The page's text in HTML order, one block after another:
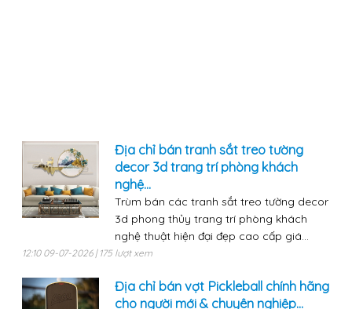
Địa chỉ bán tranh sắt treo tường
decor 3d trang trí phòng khách
nghệ...
Trùm bán các tranh sắt treo tường decor
3d phong thủy trang trí phòng khách
nghệ thuật hiện đại đẹp cao cấp giá...
12:10 09-07-2026 | 175 lượt xem
Địa chỉ bán vợt Pickleball chính hãng
cho người mới & chuyên nghiệp...